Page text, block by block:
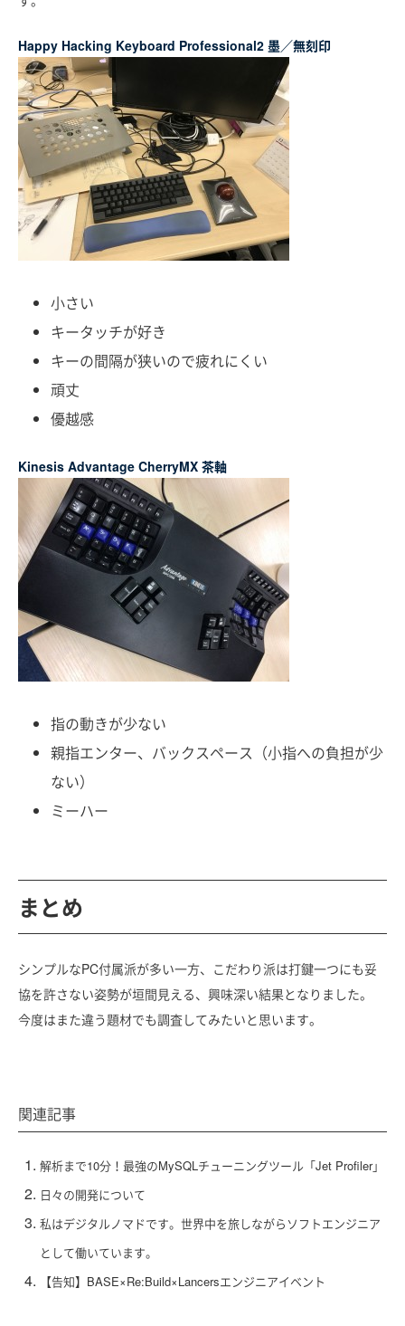
Happy Hacking Keyboard Professional2 墨／無刻印
小さい
キータッチが好き
キーの間隔が狭いので疲れにくい
頑丈
優越感
Kinesis Advantage CherryMX 茶軸
指の動きが少ない
親指エンター、バックスペース（小指への負担が少
ない）
ミーハー
まとめ
シンプルなPC付属派が多い一方、こだわり派は打鍵一つにも妥
協を許さない姿勢が垣間見える、興味深い結果となりました。
今度はまた違う題材でも調査してみたいと思います。
関連記事
解析まで10分！最強のMySQLチューニングツール「Jet Profiler」
日々の開発について
私はデジタルノマドです。世界中を旅しながらソフトエンジニア
として働いています。
【告知】BASE×Re:Build×Lancersエンジニアイベント